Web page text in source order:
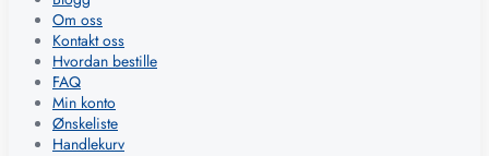
Om oss
Kontakt oss
Hvordan bestille
FAQ
Min konto
Ønskeliste
Handlekurv